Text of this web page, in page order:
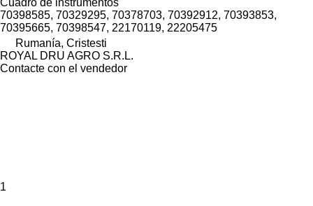
Cuadro de instrumentos
70398585, 70329295, 70378703, 70392912, 70393853,
70395665, 70398547, 22170119, 22205475
Rumanía, Cristesti
ROYAL DRU AGRO S.R.L.
Contacte con el vendedor
1